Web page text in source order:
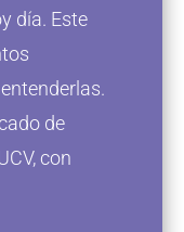
día. Este
de
con